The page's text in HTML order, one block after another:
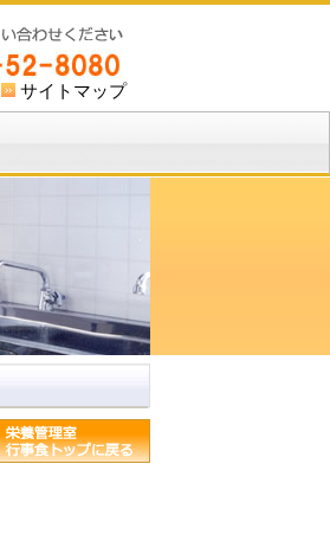
サイトマップ